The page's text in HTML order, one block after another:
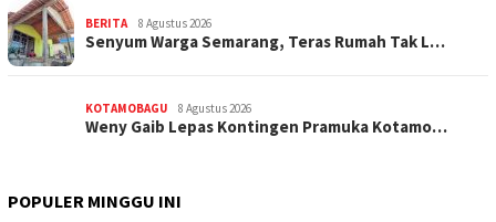
BERITA 8 Agustus 2026
Senyum Warga Semarang, Teras Rumah Tak L…
KOTAMOBAGU 8 Agustus 2026
Weny Gaib Lepas Kontingen Pramuka Kotamo…
POPULER MINGGU INI